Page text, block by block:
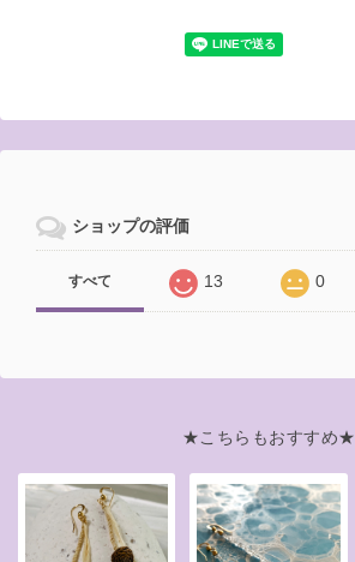
ショップの評価
すべて 13 0
★こちらもおすすめ★